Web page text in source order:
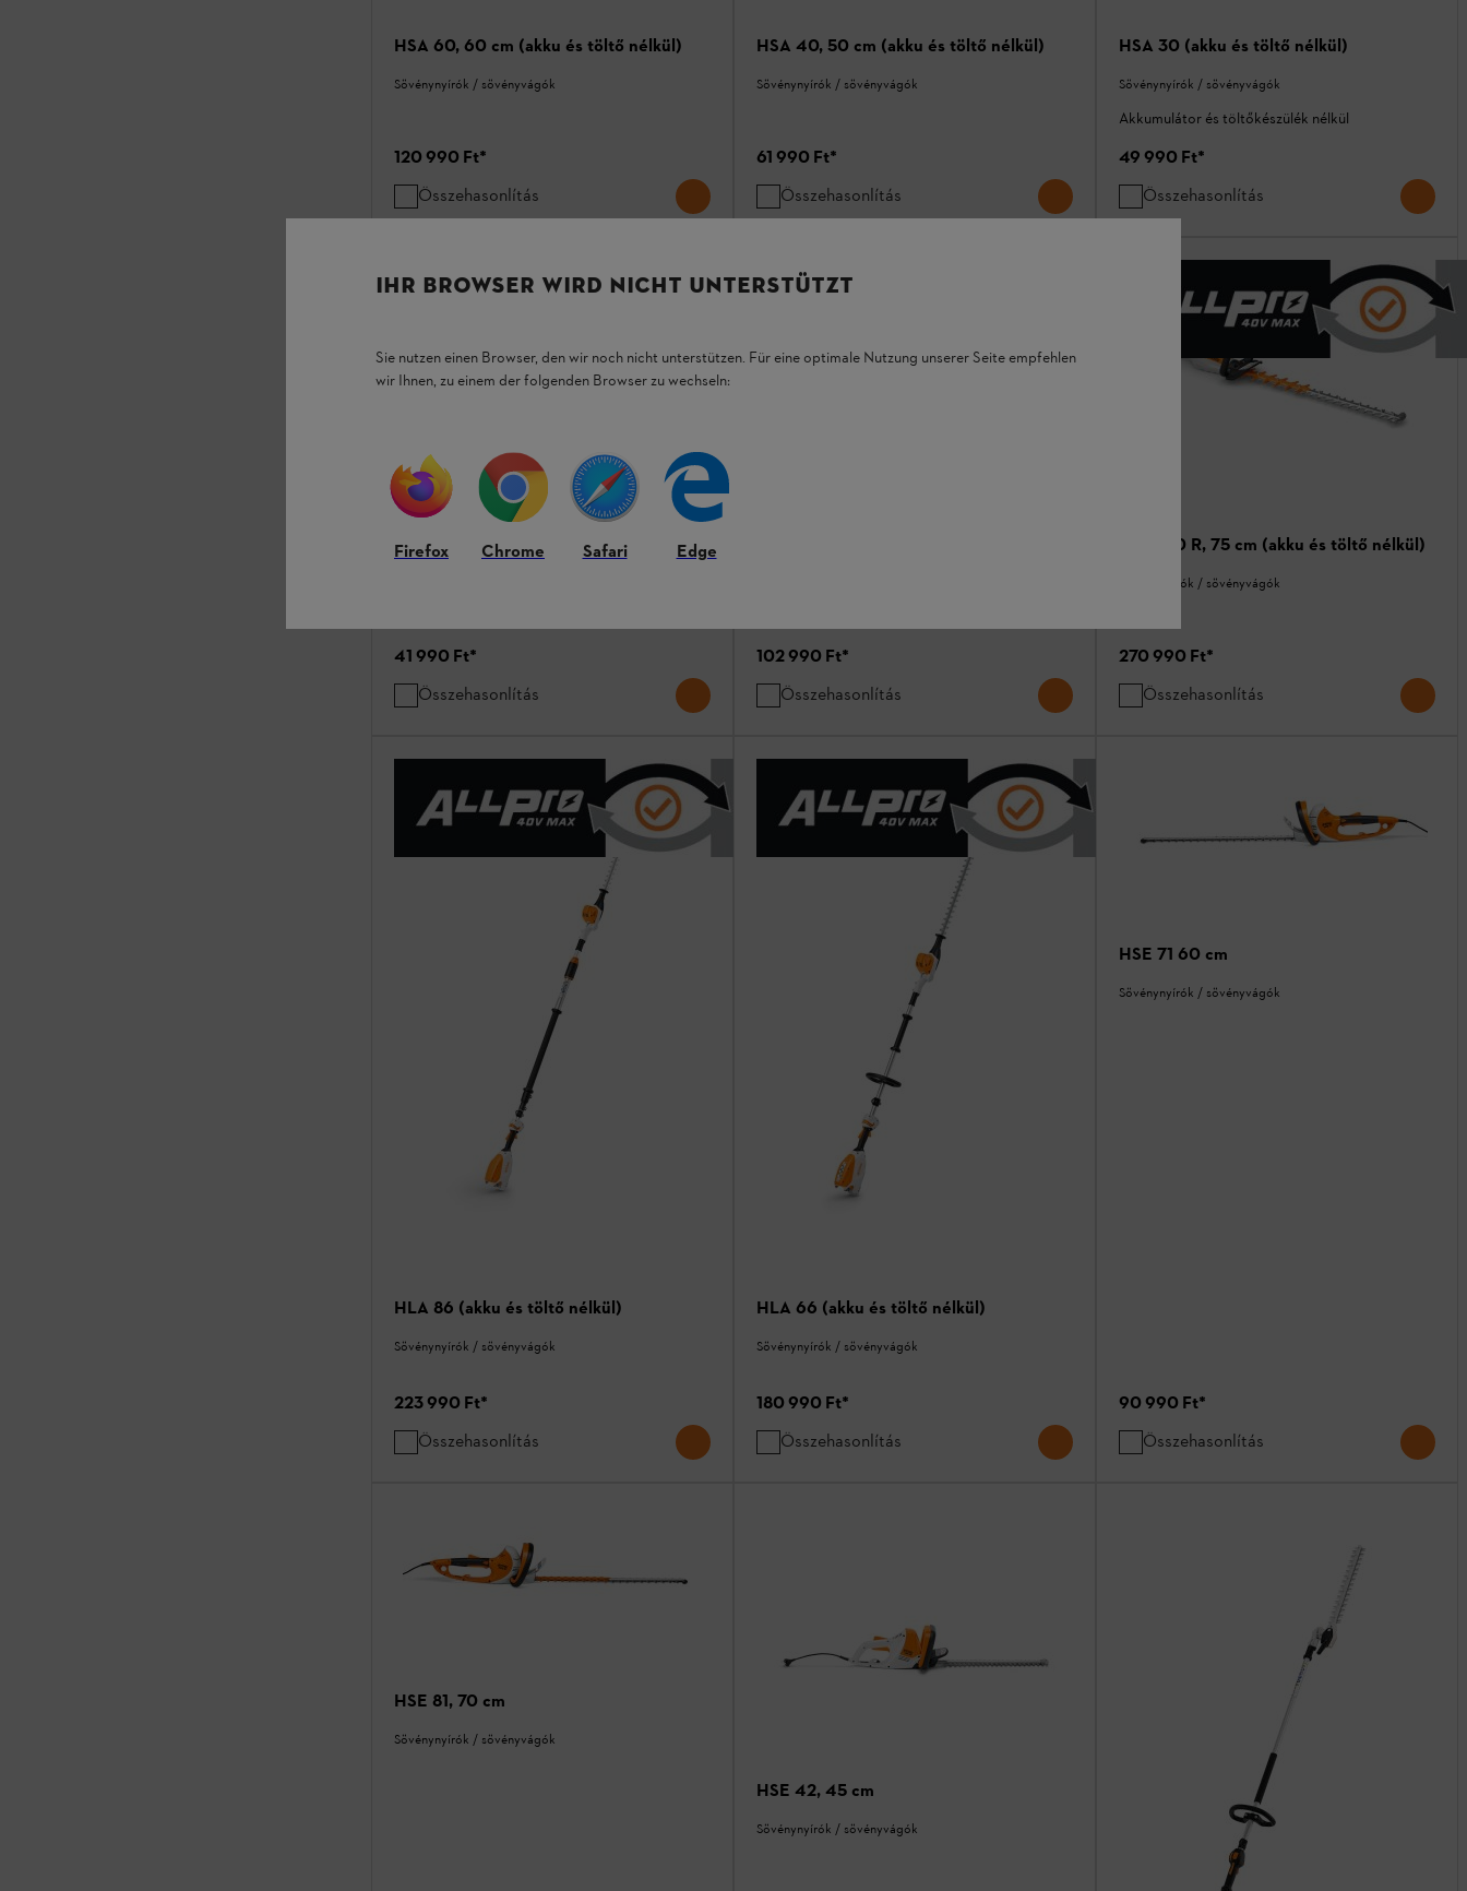
HSA 60, 60 cm (akku és töltő nélkül)
Sövénynyírók / sövényvágók
120 990 Ft*
Összehasonlítás
HSA 40, 50 cm (akku és töltő nélkül)
Sövénynyírók / sövényvágók
61 990 Ft*
Összehasonlítás
HSA 30 (akku és töltő nélkül)
Sövénynyírók / sövényvágók
Akkumulátor és töltőkészülék nélkül
49 990 Ft*
Összehasonlítás
HSA 26 (akku és töltő nélkül)
41 990 Ft*
Összehasonlítás
102 990 Ft*
Összehasonlítás
HSA 130 R, 75 cm (akku és töltő nélkül)
Sövénynyírók / sövényvágók
270 990 Ft*
Összehasonlítás
HLA 86 (akku és töltő nélkül)
Sövénynyírók / sövényvágók
223 990 Ft*
Összehasonlítás
HLA 66 (akku és töltő nélkül)
Sövénynyírók / sövényvágók
180 990 Ft*
Összehasonlítás
HSE 71 60 cm
Sövénynyírók / sövényvágók
90 990 Ft*
Összehasonlítás
HSE 81, 70 cm
Sövénynyírók / sövényvágók
HSE 42, 45 cm
Sövénynyírók / sövényvágók
IHR BROWSER WIRD NICHT UNTERSTÜTZT
Sie nutzen einen Browser, den wir noch nicht unterstützen. Für eine optimale Nutzung unserer Seite empfehlen
wir Ihnen, zu einem der folgenden Browser zu wechseln:
Firefox Chrome Safari Edge